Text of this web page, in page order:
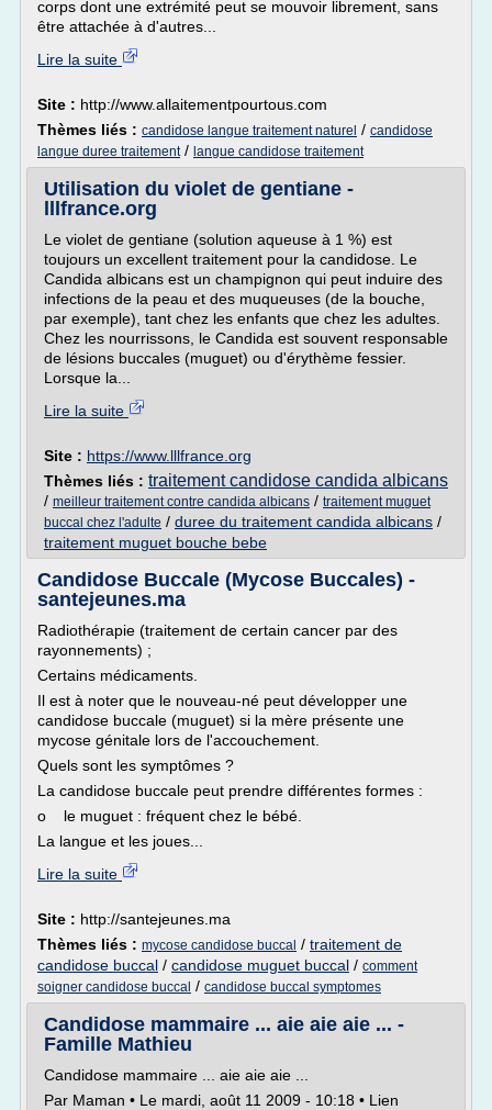
corps dont une extrémité peut se mouvoir librement, sans
être attachée à d'autres...
Lire la suite
Site : http://www.allaitementpourtous.com
Thèmes liés : candidose langue traitement naturel / candidose
langue duree traitement/ langue candidose traitement
Utilisation du violet de gentiane -
lllfrance.org
Le violet de gentiane (solution aqueuse à 1 %) est
toujours un excellent traitement pour la candidose. Le
Candida albicans est un champignon qui peut induire des
infections de la peau et des muqueuses (de la bouche,
par exemple), tant chez les enfants que chez les adultes.
Chez les nourrissons, le Candida est souvent responsable
de lésions buccales (muguet) ou d'érythème fessier.
Lorsque la...
Lire la suite
Site : https://www.lllfrance.org
Thèmes liés : traitement candidose candida albicans
/ meilleur traitement contre candida albicans / traitement muguet
buccal chez l'adulte / duree du traitement candida albicans /
traitement muguet bouche bebe
Candidose Buccale (Mycose Buccales) -
santejeunes.ma
Radiothérapie (traitement de certain cancer par des
rayonnements) ;
Certains médicaments.
Il est à noter que le nouveau-né peut développer une
candidose buccale (muguet) si la mère présente une
mycose génitale lors de l'accouchement.
Quels sont les symptômes ?
La candidose buccale peut prendre différentes formes :
o le muguet : fréquent chez le bébé.
La langue et les joues...
Lire la suite
Site : http://santejeunes.ma
Thèmes liés : mycose candidose buccal / traitement de
candidose buccal / candidose muguet buccal / comment
soigner candidose buccal / candidose buccal symptomes
Candidose mammaire ... aie aie aie ... -
Famille Mathieu
Candidose mammaire ... aie aie aie ...
Par Maman • Le mardi, août 11 2009 - 10:18 • Lien